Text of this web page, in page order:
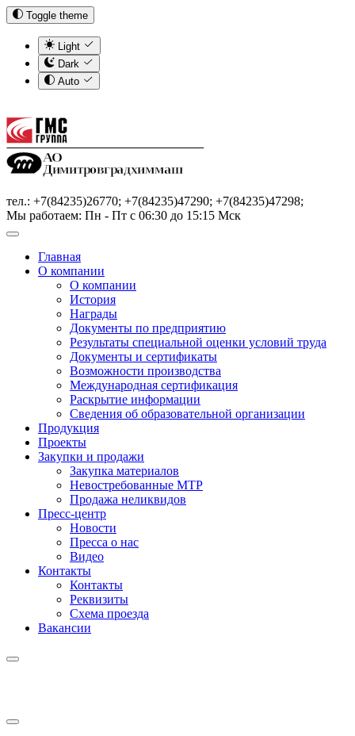
Toggle theme
Light
Dark
Auto
тел.: +7(84235)26770; +7(84235)47290; +7(84235)47298;
Мы работаем: Пн - Пт с 06:30 до 15:15 Мск
Главная
О компании
О компании
История
Награды
Документы по предприятию
Результаты специальной оценки условий труда
Документы и сертификаты
Возможности производства
Международная сертификация
Раскрытие информации
Сведения об образовательной организации
Продукция
Проекты
Закупки и продажи
Закупка материалов
Невостребованные МТР
Продажа неликвидов
Пресс-центр
Новости
Пресса о нас
Видео
Контакты
Контакты
Реквизиты
Схема проезда
Вакансии